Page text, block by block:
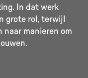
In dat werk
grote rol, terwijl
naar manieren om